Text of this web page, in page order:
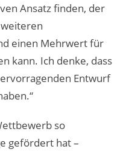
Ansatz finden, der
einen Mehrwert für
kann. Ich denke, dass
Entwurf
so
gefördert hat –